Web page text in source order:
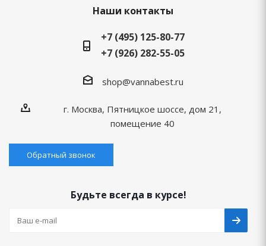
Наши контакты
+7 (495) 125-80-77
+7 (926) 282-55-05
shop@vannabest.ru
г. Москва, Пятницкое шоссе, дом 21,
помещение 40
Обратный звонок
Будьте всегда в курсе!